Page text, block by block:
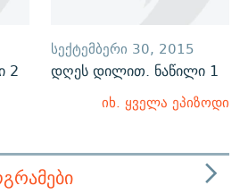
2
ᲡᲔᲥᲢᲔᲛᲑᲔᲠᲘ 30, 2015
დღეს დილით. ნაწილი 1
იხ. ყველა ეპიზოდი